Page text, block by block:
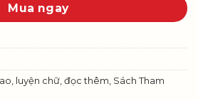
Mua ngay
luyện chữ, đọc thêm Sách Tham